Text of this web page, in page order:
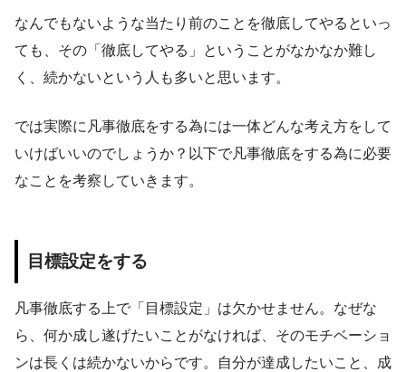
なんでもないような当たり前のことを徹底してやるといっ
ても、その「徹底してやる」ということがなかなか難し
く、続かないという人も多いと思います。
では実際に凡事徹底をする為には一体どんな考え方をして
いけばいいのでしょうか？以下で凡事徹底をする為に必要
なことを考察していきます。
目標設定をする
凡事徹底する上で「目標設定」は欠かせません。なぜな
ら、何か成し遂げたいことがなければ、そのモチベーショ
ンは長くは続かないからです。自分が達成したいこと、成